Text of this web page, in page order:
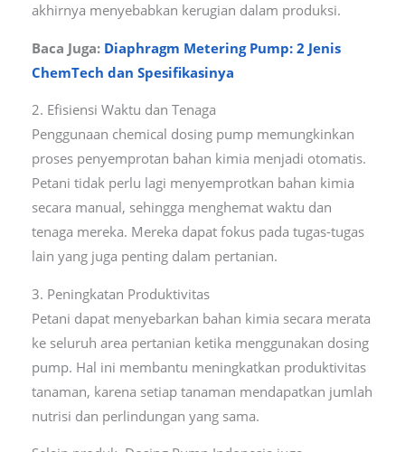
akhirnya menyebabkan kerugian dalam produksi.
Baca Juga: Diaphragm Metering Pump: 2 Jenis
ChemTech dan Spesifikasinya
2. Efisiensi Waktu dan Tenaga
Penggunaan chemical dosing pump memungkinkan
proses penyemprotan bahan kimia menjadi otomatis.
Petani tidak perlu lagi menyemprotkan bahan kimia
secara manual, sehingga menghemat waktu dan
tenaga mereka. Mereka dapat fokus pada tugas-tugas
lain yang juga penting dalam pertanian.
3. Peningkatan Produktivitas
Petani dapat menyebarkan bahan kimia secara merata
ke seluruh area pertanian ketika menggunakan dosing
pump. Hal ini membantu meningkatkan produktivitas
tanaman, karena setiap tanaman mendapatkan jumlah
nutrisi dan perlindungan yang sama.